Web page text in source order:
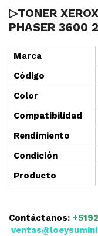
▷TONER
PHASER 3600
Marca
Código
Color
Compatibilidad
Rendimiento
Condición
Producto
Contáctanos: